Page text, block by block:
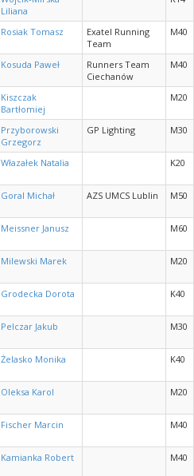
Liliana
Rosiak Tomasz
Exatel Running
Team
M40
Kosuda Paweł
Runners Team
Ciechanów
M40
Kiszczak
Bartłomiej
M20
Przyborowski
Grzegorz
GP Lighting M30
Włazałek Natalia K20
Goral Michał AZS UMCS Lublin M50
Meissner Janusz M60
Milewski Marek M20
Grodecka Dorota K40
Pelczar Jakub M30
Żelasko Monika K40
Oleksa Karol M20
Fischer Marcin M40
Kamianka Robert M40